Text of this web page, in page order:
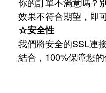
效果不符合期望，即
☆安全性
我們將安全的SSL連
結合，100%保障您的